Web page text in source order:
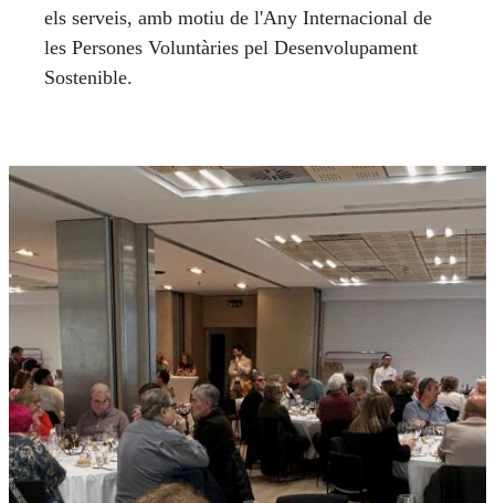
els serveis, amb motiu de l'Any Internacional de
les Persones Voluntàries pel Desenvolupament
Sostenible.